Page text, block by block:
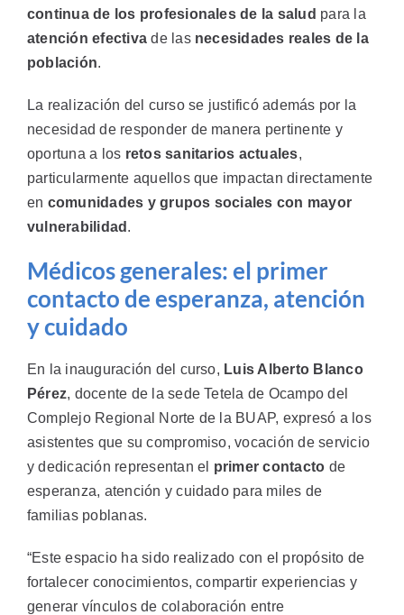
continua de los profesionales de la salud para la
atención efectiva de las necesidades reales de la
población.
La realización del curso se justificó además por la
necesidad de responder de manera pertinente y
oportuna a los retos sanitarios actuales,
particularmente aquellos que impactan directamente
en comunidades y grupos sociales con mayor
vulnerabilidad .
Médicos generales: el primer
contacto de esperanza, atención
y cuidado
En la inauguración del curso, Luis Alberto Blanco
Pérez, docente de la sede Tetela de Ocampo del
Complejo Regional Norte de la BUAP, expresó a los
asistentes que su compromiso, vocación de servicio
y dedicación representan el primer contacto de
esperanza, atención y cuidado para miles de
familias poblanas.
“Este espacio ha sido realizado con el propósito de
fortalecer conocimientos, compartir experiencias y
generar vínculos de colaboración entre